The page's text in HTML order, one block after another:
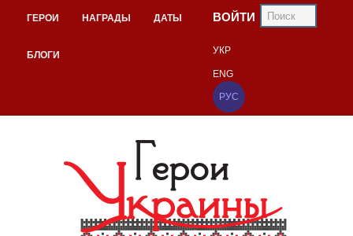
ГЕРОИ НАГРАДЫ ДАТЫ
БЛОГИ
ВОЙТИ
УКР
ENG
РУС